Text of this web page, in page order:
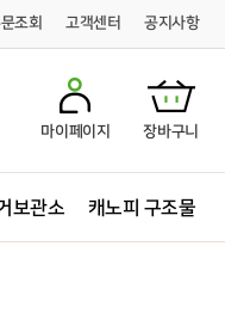
조회 고객센터 공지사항
마이페이지 장바구니
보관소 캐노피 구조물